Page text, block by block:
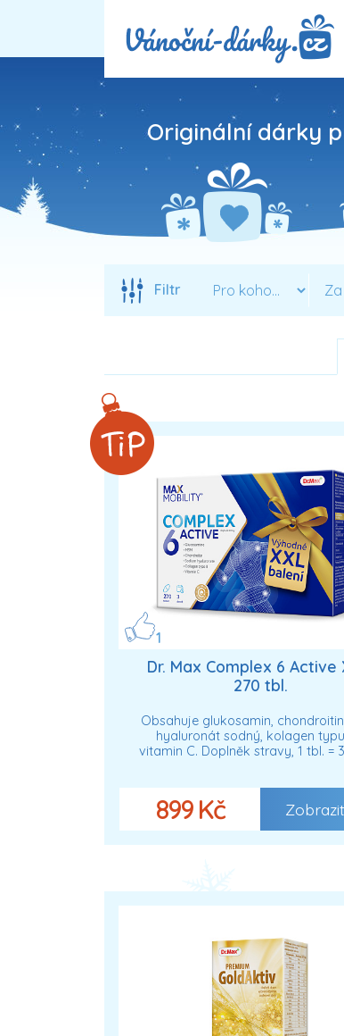
Originální dárky
Filtr
1
Dr. Max Complex 6 Active
270 tbl.
Obsahuje glukosamin,
hyaluronát sodný, kolagen
vitamin C. Doplněk stravy, 1 tbl. =
899 Kč